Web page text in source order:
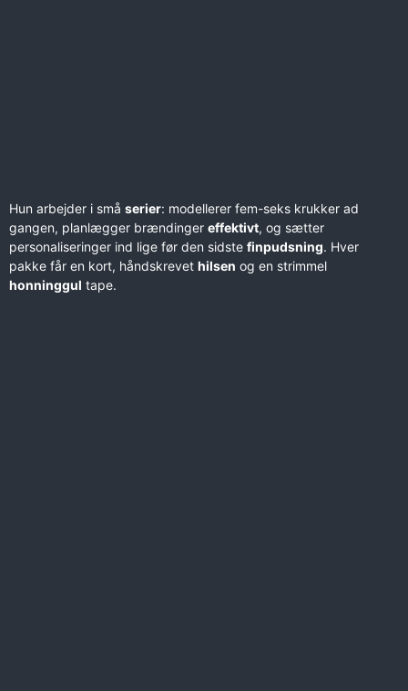
Hun arbejder i små serier: modellerer fem-seks krukker ad
gangen, planlægger brændinger effektivt, og sætter
personaliseringer ind lige før den sidste finpudsning. Hver
pakke får en kort, håndskrevet hilsen og en strimmel
honninggul tape.